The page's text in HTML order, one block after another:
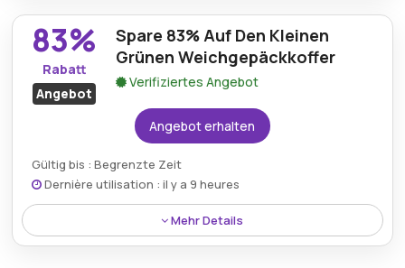
84% rabatt auf eine gesteppte
damentasche in gedecktem rosa mit kette
83%
Rabatt
Angebot
Spare 83% Auf Den Kleinen
Grünen Weichgepäckkoffer
Verifiziertes Angebot
Angebot erhalten
Gültig bis : Begrenzte Zeit
Dernière utilisation : il y a 9 heures
Mehr Details